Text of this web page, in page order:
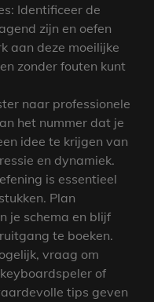
Identificeer de
zijn en oefen
aan deze moeilijke
zonder fouten kunt
naar professionele
het nummer dat je
idee te krijgen van
en dynamiek.
is essentieel
Plan
je schema en blijf
te boeken.
vraag om
of
tips geven